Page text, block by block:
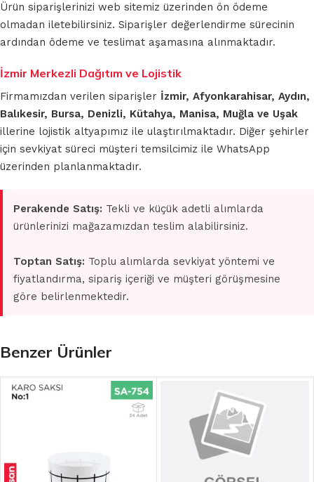
Ürün siparişlerinizi web sitemiz üzerinden ön ödeme
olmadan iletebilirsiniz. Siparişler değerlendirme sürecinin
ardından ödeme ve teslimat aşamasına alınmaktadır.
İzmir Merkezli Dağıtım ve Lojistik
Firmamızdan verilen siparişler İzmir, Afyonkarahisar, Aydın,
Balıkesir, Bursa, Denizli, Kütahya, Manisa, Muğla ve Uşak
illerine lojistik altyapımız ile ulaştırılmaktadır. Diğer şehirler
için sevkiyat süreci müşteri temsilcimiz ile WhatsApp
üzerinden planlanmaktadır.
Perakende Satış: Tekli ve küçük adetli alımlarda
ürünlerinizi mağazamızdan teslim alabilirsiniz.
Toptan Satış: Toplu alımlarda sevkiyat yöntemi ve
fiyatlandırma, sipariş içeriği ve müşteri görüşmesine
göre belirlenmektedir.
Benzer Ürünler